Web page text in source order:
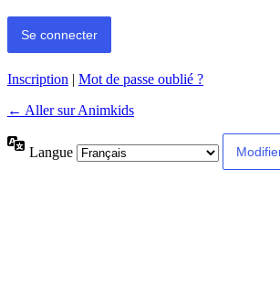
Inscription | Mot de passe oublié ?
← Aller sur Animkids
Langue